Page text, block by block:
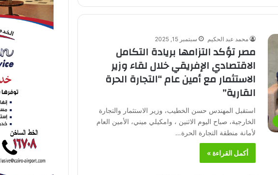
محمد عبد الحكيم سبتمبر 15, 2025
مصر تؤكد التزامها بريادة التكامل
الاقتصادي الإفريقي خلال لقاء وزير
الاستثمار مع أمين عام “التجارة الحرة
القارية”
استقبل المهندس حسن الخطيب، وزير الاستثمار والتجارة
الخارجية، صباح اليوم الاثنين ، وامكيلي ميني، الأمين العام
لأمانة منطقة التجارة الحرة…
أكمل القراءة »